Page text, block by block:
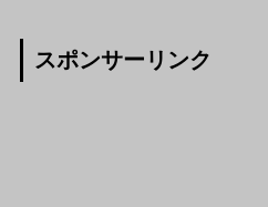
スポンサーリンク